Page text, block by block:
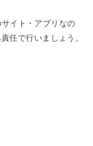
イト・アプリなの
任で行いましょう。